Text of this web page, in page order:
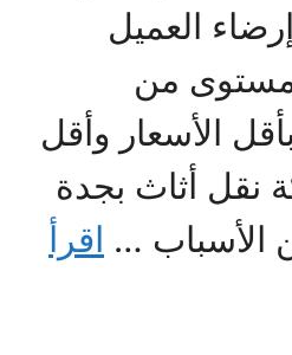
العميل
مستوى من
الأسعار وأقل
نقل أثاث بجدة
الأسباب … اقرأ